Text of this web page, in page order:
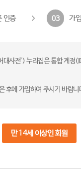
인증 03 가
대사전’) 누리집은 통합 계
후에 가입하여 주시기 바랍니
만 14세 이상인 회원